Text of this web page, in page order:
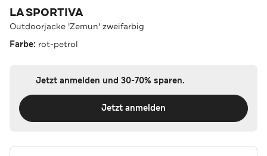
LA SPORTIVA
Outdoorjacke 'Zemun' zweifarbig
Farbe: rot-petrol
Jetzt anmelden und 30-70% sparen.
Jetzt anmelden